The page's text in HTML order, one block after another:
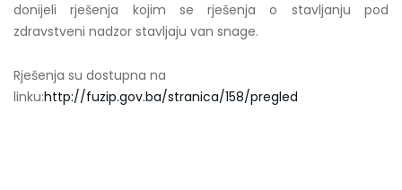
donijeli rješenja kojim se rješenja o stavljanju pod
zdravstveni nadzor stavljaju van snage.
Rješenja su dostupna na
linku:http://fuzip.gov.ba/stranica/158/pregled